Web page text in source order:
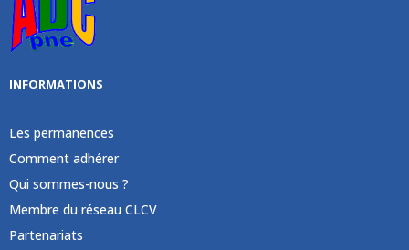
INFORMATIONS
Les permanences
Comment adhérer
Qui sommes-nous ?
Membre du réseau CLCV
Partenariats